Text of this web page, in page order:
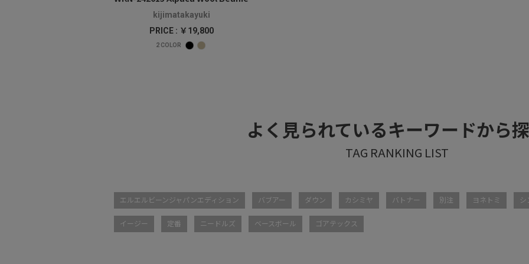
kijimatakayuki
PRICE : ￥19,800
2COLOR
よく見られているキーワードから
エルエルビーンジャパンエディション バブアー ダウン カシミヤ バトナー 別注 ヨネトミ シ
イージー 定番 ニードルズ ベースボール ゴアテックス